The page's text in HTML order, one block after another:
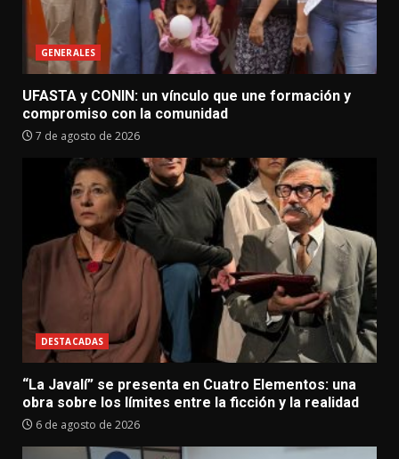
GENERALES
UFASTA y CONIN: un vínculo que une formación y
compromiso con la comunidad
7 de agosto de 2026
DESTACADAS
“La Javalí” se presenta en Cuatro Elementos: una
obra sobre los límites entre la ficción y la realidad
6 de agosto de 2026